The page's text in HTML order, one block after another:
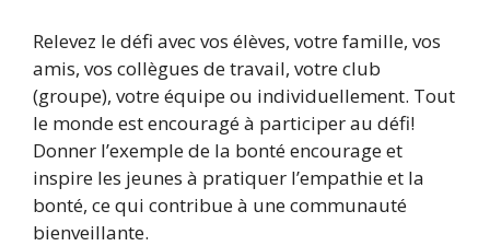
Relevez le défi avec vos élèves, votre famille, vos
amis, vos collègues de travail, votre club
(groupe), votre équipe ou individuellement. Tout
le monde est encouragé à participer au défi!
Donner l’exemple de la bonté encourage et
inspire les jeunes à pratiquer l’empathie et la
bonté, ce qui contribue à une communauté
bienveillante.